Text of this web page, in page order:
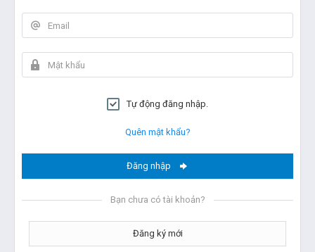
Tự động đăng nhập.
Quên mật khẩu?
Đăng nhập
Bạn chưa có tài khoản?
Đăng ký mới